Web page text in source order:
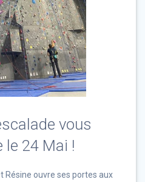
vous
le 24 Mai !
Résine ouvre ses portes aux